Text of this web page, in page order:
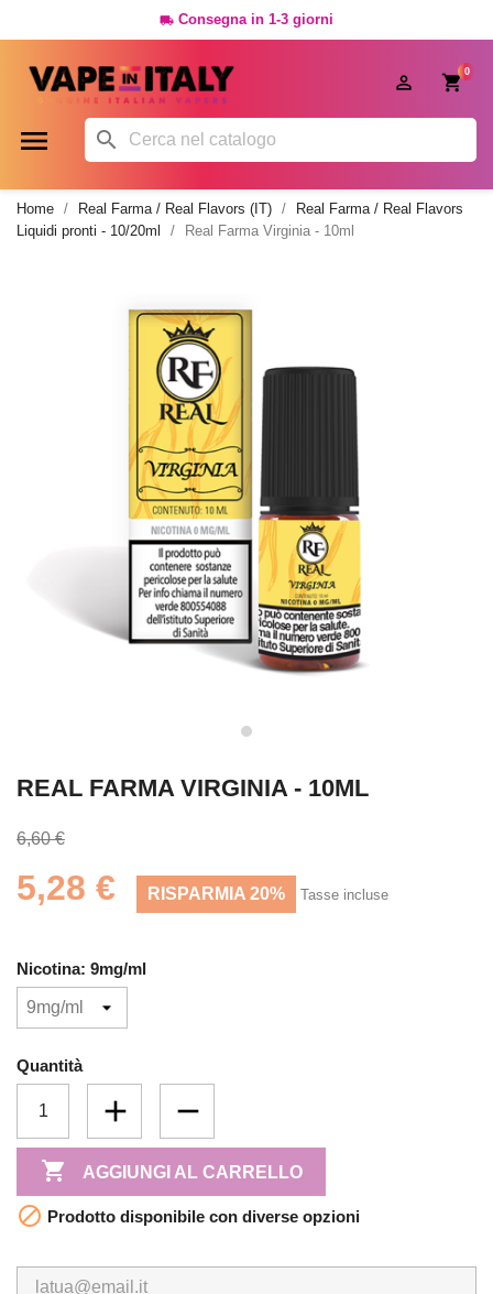
 Consegna in 1-3 giorni
0

 
Home Real Farma / Real Flavors (IT)
Real Farma / Real Flavors
Liquidi pronti - 10/20ml
Real Farma Virginia - 10ml
REAL FARMA VIRGINIA - 10ML
6,60 €
5,28 € RISPARMIA 20% Tasse incluse
Nicotina: 9mg/ml
Quantità
 AGGIUNGI AL CARRELLO
 Prodotto disponibile con diverse opzioni